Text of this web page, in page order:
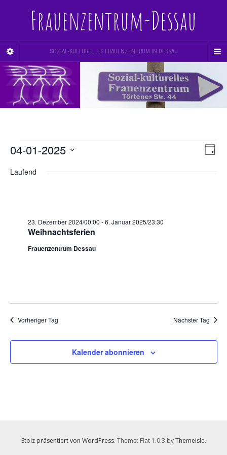
Frauenzentrum-Dessau
SOZIAL-KULTURELLES FRAUENZENTRUM IN DESSAU
Veranstaltungen
für
Januar
2025
Tag
04-01-2025
wählen.
Laufend
Weihnachtsferien
23. Dezember 2024/00:00 -6. Januar 2025/23:30
Frauenzentrum Dessau
Vorheriger Tag Nächster Tag
Kalender abonnieren
Stolz präsentiert von WordPress. Theme: Flat 1.0.3 byThemeisle.